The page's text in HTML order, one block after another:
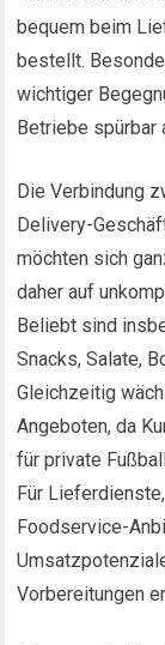
bequem beim
bestellt.
wichtiger
Betriebe spürbar
Die Verbindung
Delivery-
möchten sich
daher auf
Beliebt sind
Snacks, Salate,
Gleichzeitig
Angeboten, da
für private
Für
Foodservice-
Vorbereitungen